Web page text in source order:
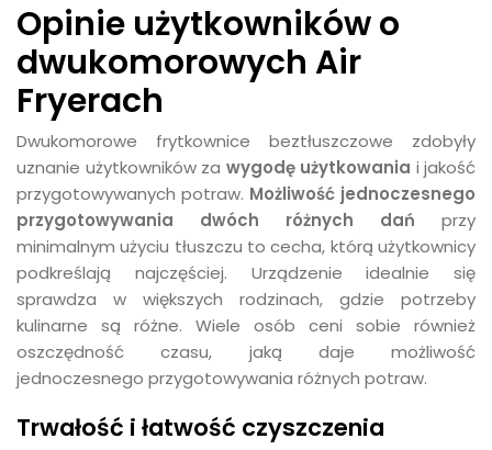
Opinie użytkowników o
dwukomorowych Air
Fryerach
Dwukomorowe frytkownice beztłuszczowe zdobyły
uznanie użytkowników za wygodę użytkowania i jakość
przygotowywanych potraw. Możliwość jednoczesnego
przygotowywania dwóch różnych dań przy
minimalnym użyciu tłuszczu to cecha, którą użytkownicy
podkreślają najczęściej. Urządzenie idealnie się
sprawdza w większych rodzinach, gdzie potrzeby
kulinarne są różne. Wiele osób ceni sobie również
oszczędność czasu, jaką daje możliwość
jednoczesnego przygotowywania różnych potraw.
Trwałość i łatwość czyszczenia